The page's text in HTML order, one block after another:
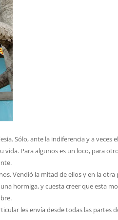
Sólo, ante la indiferencia y a veces el
vida. Para algunos es un loco, para
Vendió la mitad de ellos y en la otra
hormiga, y cuesta creer que esta
les envía desde todas las partes